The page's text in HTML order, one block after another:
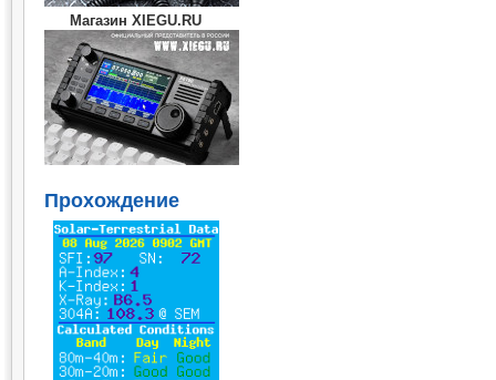
Магазин XIEGU.RU
Прохождение